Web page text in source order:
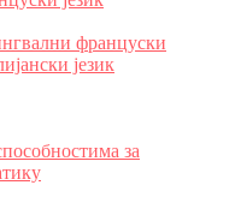
француски
језик
за